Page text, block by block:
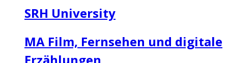
SRH University
MA Film, Fernsehen und digitale
Erzählungen